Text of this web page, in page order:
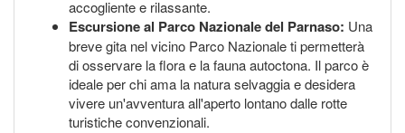
accogliente e rilassante.
Escursione al Parco Nazionale del Parnaso: Una
breve gita nel vicino Parco Nazionale ti permetterà
di osservare la flora e la fauna autoctona. Il parco è
ideale per chi ama la natura selvaggia e desidera
vivere un'avventura all'aperto lontano dalle rotte
turistiche convenzionali.